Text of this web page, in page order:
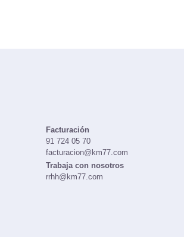
Facturación
91 724 05 70
facturacion@km77.com
Trabaja con nosotros
rrhh@km77.com